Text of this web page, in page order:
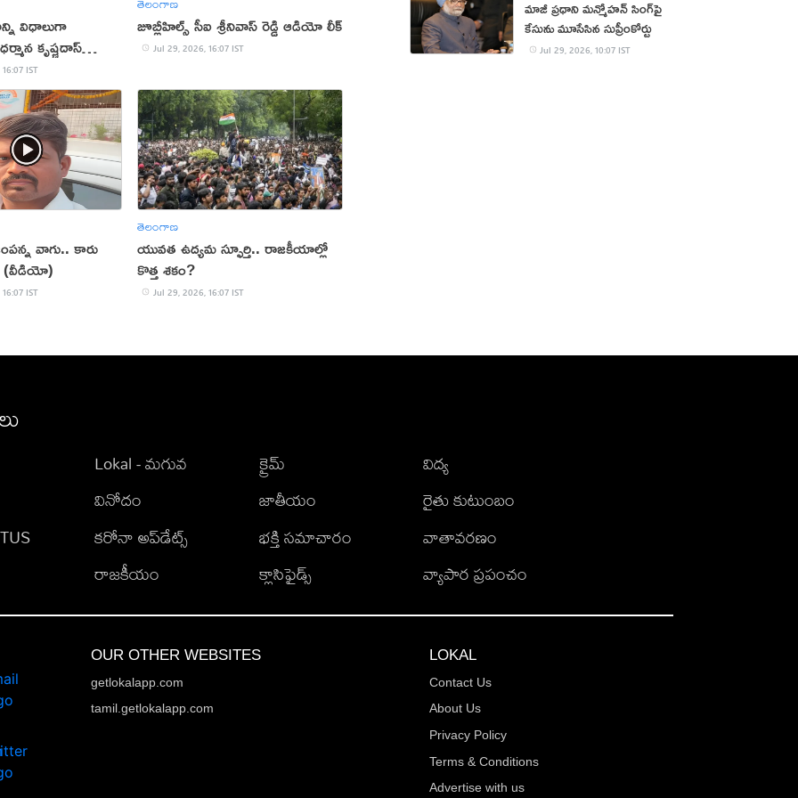
విధాలుగా
కృష్ణదాస్
IST
జూబ్లీహిల్స్ సీఐ శ్రీనివాస్ రెడ్డి ఆడియో లీక్
Jul 29, 2026, 16:07 IST
వాగు.. కారు
(వీడియో)
IST
తెలంగాణ
యువత ఉద్యమ స్ఫూర్తి.. రాజకీయాల్లో
కొత్త శకం?
Jul 29, 2026, 16:07 IST
మాజీ ప్రధాని మన్మోహన్ సింగ్‌పై
కేసును మూసేసిన సుప్రీంకోర్టు
Jul 29, 2026, 10:07 IST
Lokal - మగువ
వినోదం
కరోనా అప్‌డేట్స్
రాజకీయం
క్రైమ్
జాతీయం
భక్తి సమాచారం
క్లాసిఫైడ్స్
విద్య
రైతు కుటుంబం
వాతావరణం
వ్యాపార ప్రపంచం
OUR OTHER WEBSITES
getlokalapp.com
tamil.getlokalapp.com
LOKAL
Contact Us
About Us
Privacy Policy
Terms & Conditions
Advertise with us